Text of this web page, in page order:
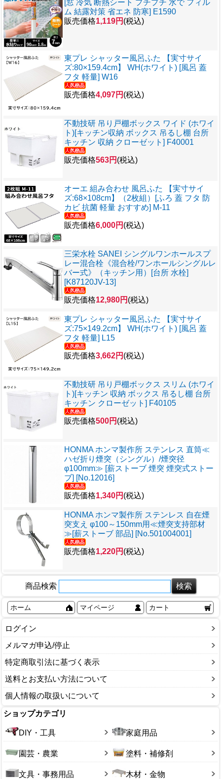
[窓 冷気 断熱シート プチプチ 水で フィル
ム 結露対策 省エネ 防寒] E1590
販売価格1,119円 (税込)
東プレ シャッター風呂ふた 【実寸サイ
ズ:80×159.4cm】 WH(ホワイト) [風呂 蓋
フタ 軽量] W16
販売価格4,097円 (税込)
不動技研 吊り戸棚ボックス ワイド (ホワイ
ト)[キッチン収納 ボックス 吊るし棚 台所
キッチン 収納 クローゼット] F40001
販売価格563円 (税込)
オーエ 組み合わせ 風呂ふた 【実寸サイ
ズ:68×108cm】（2枚組）[ふろ 蓋 フタ 防
カビ 抗菌 軽量 おすすめ] M-11
販売価格6,000円 (税込)
三栄水栓 SANEI シングルワンホールスプ
レー混合栓《混合栓/ワンホールシングルレ
バー式》（キッチン用）[台所 水栓]
[K87120JV-13]
販売価格12,980円 (税込)
東プレ シャッター風呂ふた 【実寸サイ
ズ:75×149.2cm】 WH(ホワイト) [風呂 蓋
フタ 軽量] L15
販売価格3,662円 (税込)
不動技研 吊り戸棚ボックス スリム (ホワイ
ト)[キッチン 収納 ボックス 吊るし棚 台所
キッチン クローゼット] F40105
販売価格500円 (税込)
HONMA ホンマ製作所 ステンレス 直筒≪
ハゼ折り煙突（シングル）/煙突径
φ100mm≫ [薪ストーブ 煙突 煙突式ストー
ブ] [No.12016]
販売価格1,340円 (税込)
HONMA ホンマ製作所 ステンレス 自在煙
突支え φ100～150mm用≪煙突支持部材
≫[薪ストーブ 部品] [No.501004001]
販売価格1,220円 (税込)
商品検索
ホーム マイページ カート
ログイン
メルマガ申込/停止
特定商取引法に基づく表示
送料とお支払い方法について
個人情報の取扱いについて
ショップカテゴリ
DIY・工具 家庭用品
園芸・農業 塗料・補修剤
文具・事務用品 木材・金物